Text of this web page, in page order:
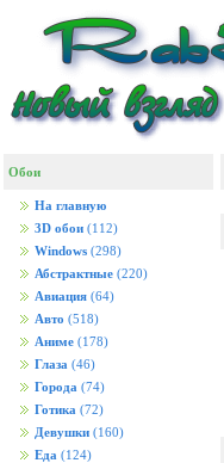
Обои
На главную
3D обои (112)
Windows (298)
Абстрактные (220)
Авиация (64)
Авто (518)
Аниме (178)
Глаза (46)
Города (74)
Готика (72)
Девушки (160)
Еда (124)